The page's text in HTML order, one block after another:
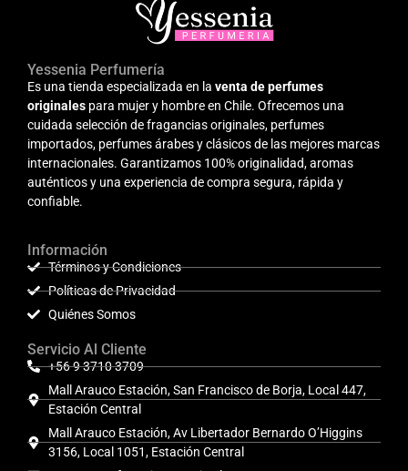
Yessenia Perfumería
Es una tienda especializada en la venta de perfumes
originales para mujer y hombre en Chile. Ofrecemos una
cuidada selección de fragancias originales, perfumes
importados, perfumes árabes y clásicos de las mejores marcas
internacionales. Garantizamos 100% originalidad, aromas
auténticos y una experiencia de compra segura, rápida y
confiable.
Información
Términos y Condiciones
Políticas de Privacidad
Quiénes Somos
Servicio Al Cliente
+56 9 3710 3709
Mall Arauco Estación, San Francisco de Borja, Local 447,
Estación Central
Mall Arauco Estación, Av Libertador Bernardo O’Higgins
3156, Local 1051, Estación Central